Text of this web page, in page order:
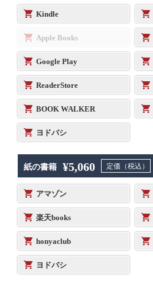
Kindle
Apple Books
Google Play
ReaderStore
BOOK WALKER
ヨドバシ
紙の書籍 ¥5,060 定価（税込）
アマゾン
楽天books
honyaclub
ヨドバシ